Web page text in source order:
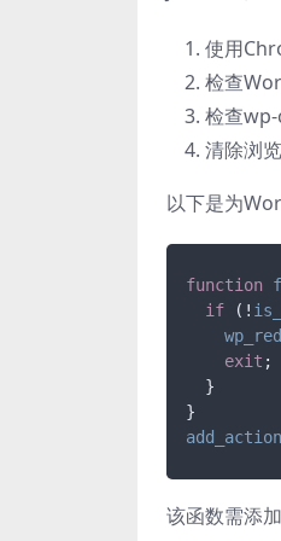
使用
检查
检查wp-
清除浏
以下是为
function
if (!
exit ;
  }
add_action
该函数需添